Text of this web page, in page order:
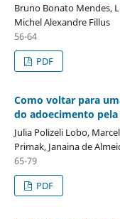
Bruno Bonato Mendes,
Michel Alexandre Fillus
56-64
PDF
Como voltar para
do adoecimento pela
Julia Polizeli Lobo,
Primak, Janaina de
65-79
PDF